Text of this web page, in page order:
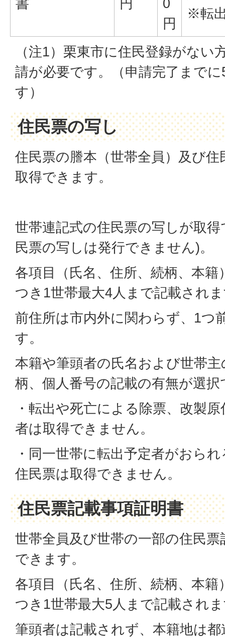
書 円
0
円
※転
（注1）栗東市に住民登録がない
請が必要です。（申請完了まで
す）
住民票の写し
住民票の謄本（世帯全員）及び
取得できます。
世帯連記式の住民票の写しが取
民票の写しは発行できません)。
各項目（氏名、住所、続柄、本
つき1世帯最大4人まで記載され
前住所は市内外に関わらず、1つ
す。
本籍や筆頭者の氏名および世帯
柄、個人番号の記載の有無が選
・転出や死亡による除票、改製
者は取得できません。
・同一世帯に転出予定者がおら
住民票は取得できません。
住民票記載事項証明書
世帯全員及び世帯の一部の住民
できます。
各項目（氏名、住所、続柄、本
つき1世帯最大5人まで記載され
筆頭者は記載されず、本籍地は